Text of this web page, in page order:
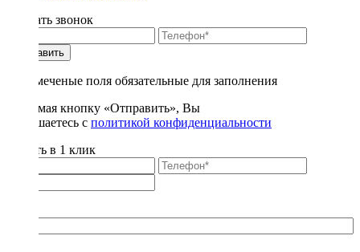
Заказать звонок
Отправить
* - отмеченые поля обязательные для заполнения
Нажимая кнопку «Отправить», Вы
соглашаетесь с политикой конфиденциальности
Купить в 1 клик